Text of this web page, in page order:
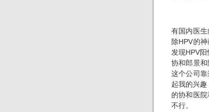
有国内医
除HPV的
发现HPV
协和郎景
这个公司靠
起我的兴
的协和医
不行。